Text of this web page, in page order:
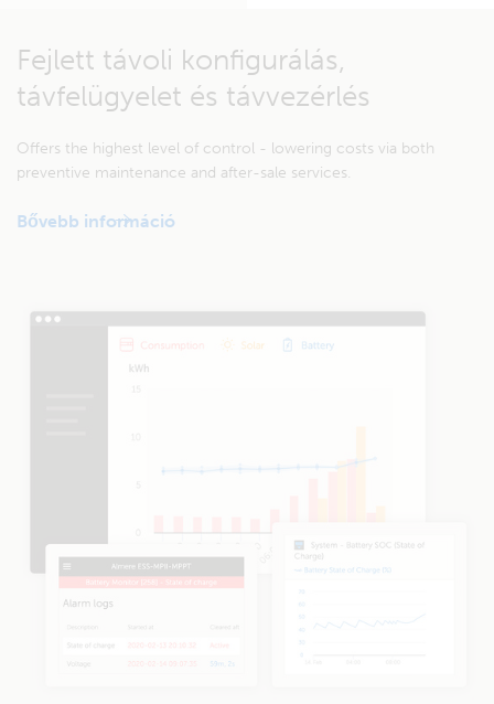
Bővebb információ
Fejlett távoli konfigurálás,
távfelügyelet és távvezérlés
Offers the highest level of control - lowering costs via both
preventive maintenance and after-sale services.